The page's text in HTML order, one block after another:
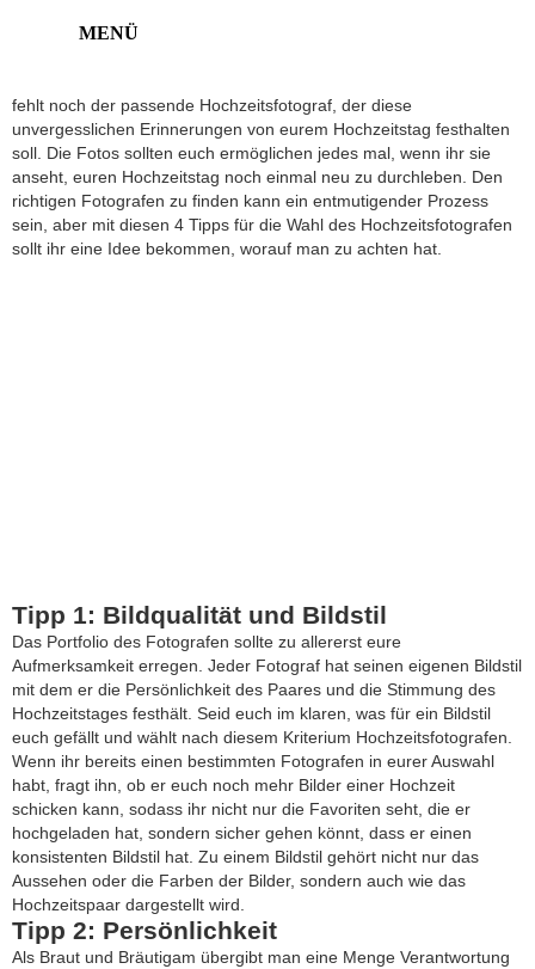
4 Tipps für die Wahl des
fehlt noch der passende Hochzeitsfotograf, der diese
unvergesslichen Erinnerungen von eurem Hochzeitstag festhalten
soll. Die Fotos sollten euch ermöglichen jedes mal, wenn ihr sie
anseht, euren Hochzeitstag noch einmal neu zu durchleben. Den
richtigen Fotografen zu finden kann ein entmutigender Prozess
sein, aber mit diesen 4 Tipps für die Wahl des Hochzeitsfotografen
sollt ihr eine Idee bekommen, worauf man zu achten hat.
Tipp 1: Bildqualität und Bildstil
Das Portfolio des Fotografen sollte zu allererst eure
Aufmerksamkeit erregen. Jeder Fotograf hat seinen eigenen Bildstil
mit dem er die Persönlichkeit des Paares und die Stimmung des
Hochzeitstages festhält. Seid euch im klaren, was für ein Bildstil
euch gefällt und wählt nach diesem Kriterium Hochzeitsfotografen.
Wenn ihr bereits einen bestimmten Fotografen in eurer Auswahl
habt, fragt ihn, ob er euch noch mehr Bilder einer Hochzeit
schicken kann, sodass ihr nicht nur die Favoriten seht, die er
hochgeladen hat, sondern sicher gehen könnt, dass er einen
konsistenten Bildstil hat. Zu einem Bildstil gehört nicht nur das
Aussehen oder die Farben der Bilder, sondern auch wie das
Hochzeitspaar dargestellt wird.
Tipp 2: Persönlichkeit
Als Braut und Bräutigam übergibt man eine Menge Verantwortung